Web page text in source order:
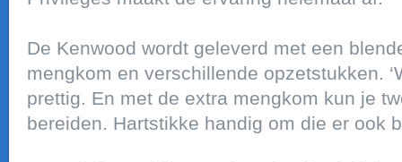
De Kenwood wordt geleverd met een
mengkom en verschillende opzetstukken.
prettig. En met de extra mengkom kun je
bereiden. Hartstikke handig om die er ook